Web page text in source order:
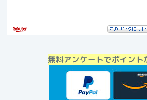
無料アンケートでポイント